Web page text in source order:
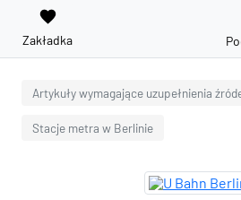
favorite
Zakładka
Artykuły wymagające uzupełnienia
Stacje metra w Berlinie